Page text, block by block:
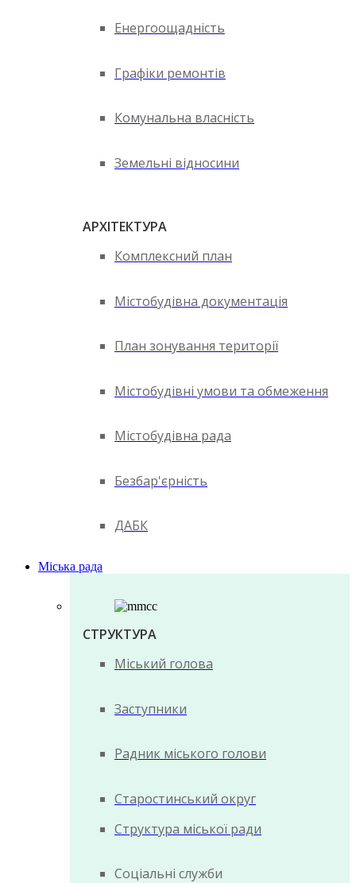
Енергоощадність
Графіки ремонтів
Комунальна власність
Земельні відносини
АРХІТЕКТУРА
Комплексний план
Містобудівна документація
План зонування території
Містобудівні умови та обмеження
Містобудівна рада
Безбар'єрність
ДАБК
Міська рада
СТРУКТУРА
Міський голова
Заступники
Радник міського голови
Старостинський округ
Структура міської ради
Соціальні служби